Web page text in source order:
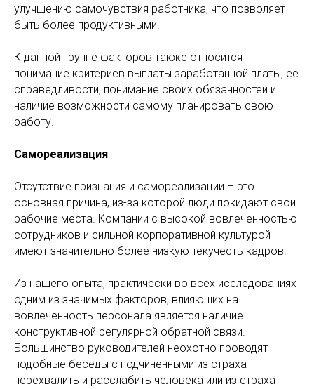
улучшению самочувствия работника, что позволяет
быть более продуктивными.
К данной группе факторов также относится
понимание критериев выплаты заработанной платы, ее
справедливости, понимание своих обязанностей и
наличие возможности самому планировать свою
работу.
Самореализация
Отсутствие признания и самореализации – это
основная причина, из-за которой люди покидают свои
рабочие места. Компании с высокой вовлеченностью
сотрудников и сильной корпоративной культурой
имеют значительно более низкую текучесть кадров.
Из нашего опыта, практически во всех исследованиях
одним из значимых факторов, влияющих на
вовлеченность персонала является наличие
конструктивной регулярной обратной связи.
Большинство руководителей неохотно проводят
подобные беседы с подчиненными из страха
перехвалить и расслабить человека или из страха